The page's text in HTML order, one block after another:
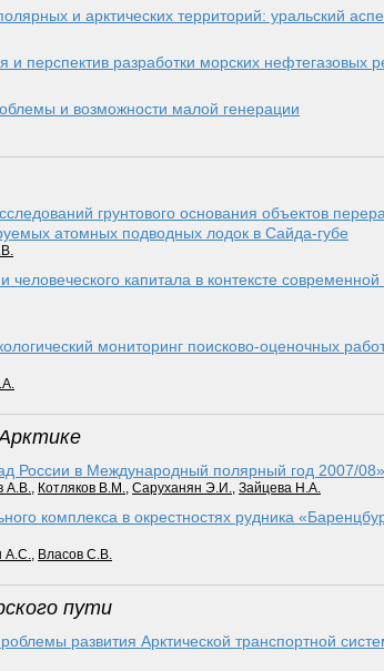
и арктических территорий: уральский
и перспектив разработки морских нефтегазовых
и возможности малой генерации
грунтового основания объектов
атомных подводных лодок в Сайда-губе
капитала в контексте
мониторинг поисково-оценочных
России в Международный полярный год 2007/08»
А.В., Котляков В.М., Саруханян Э.И., Зайцева Н.А.
комплекса в окрестностях рудника
А.С., Власов С.В.
пути
развития Арктической транспортной